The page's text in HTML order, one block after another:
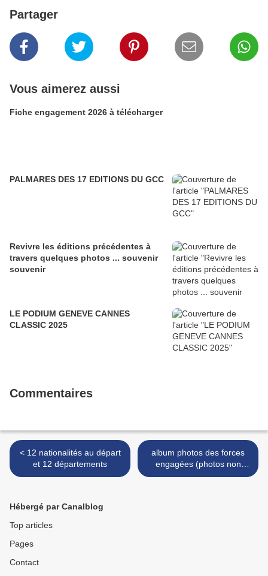
Partager
Vous aimerez aussi
Fiche engagement 2026 à télécharger
PALMARES DES 17 EDITIONS DU GCC
Revivre les éditions précédentes à
travers quelques photos ... souvenir
souvenir
LE PODIUM GENEVE CANNES
CLASSIC 2025
Commentaires
< 12 nationalités au départ
et 12 départements
album photos des forces
engagées (photos non
contractuelles) >
Hébergé par Canalblog
Top articles
Pages
Contact